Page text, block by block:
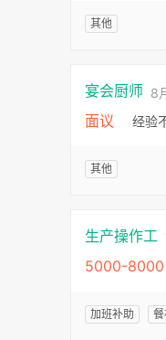
其他
宴会厨师 8
面议 经验
其他
生产操作工
5000-8000
加班补助